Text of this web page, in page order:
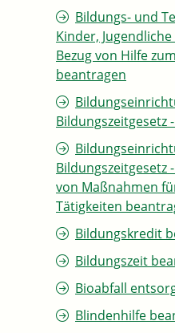
Bildungs- und
Kinder,
Bezug von Hilfe
beantragen
Bildungszeitgesetz
Bildungszeitgesetz
von Maßnahmen
Tätigkeiten
Bildungskredit
Bildungszeit
Bioabfall
Blindenhilfe